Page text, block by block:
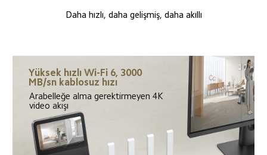
Daha hızlı, daha gelişmiş, daha akıllı
Yüksek hızlı Wi-Fi 6, 3000
MB/sn kablosuz hızı
Arabelleğe alma gerektirmeyen 4K
video akışı